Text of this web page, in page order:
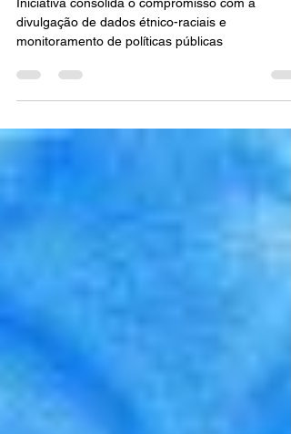
transparência com Plano de
Dados Abertos
Iniciativa consolida o compromisso com a